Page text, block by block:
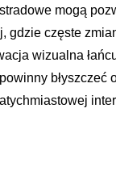
mogą
gdzie częste
wizualna
błyszczeć